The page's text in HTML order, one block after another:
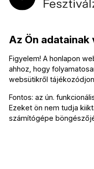
Az Ön
Figyelem! A honlapon
ahhoz, hogy
websütikről
Fontos: az ún.
Ezeket ön nem tudja
számítógépe